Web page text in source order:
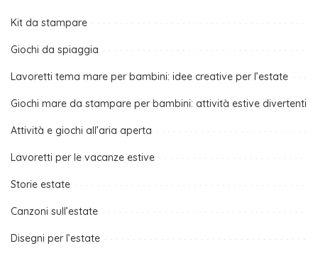
Kit da stampare
Giochi da spiaggia
Lavoretti tema mare per bambini: idee creative per l’estate
Giochi mare da stampare per bambini: attività estive divertenti
Attività e giochi all’aria aperta
Lavoretti per le vacanze estive
Storie estate
Canzoni sull’estate
Disegni per l’estate